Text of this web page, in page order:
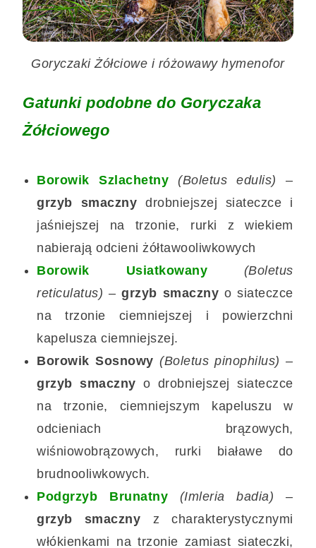
Goryczaki Żółciowe i różowawy hymenofor
Gatunki podobne do Goryczaka
Żółciowego
Borowik Szlachetny (Boletus edulis) –
grzyb smaczny drobniejszej siateczce i
jaśniejszej na trzonie, rurki z wiekiem
nabierają odcieni żółtawooliwkowych
Borowik Usiatkowany
(Boletus
reticulatus) –grzyb smaczny o siateczce
na trzonie ciemniejszej i powierzchni
kapelusza ciemniejszej.
Borowik Sosnowy (Boletus pinophilus) –
grzyb smaczny o drobniejszej siateczce
na trzonie, ciemniejszym kapeluszu w
odcieniach brązowych,
wiśniowobrązowych, rurki białawe do
brudnooliwkowych.
Podgrzyb Brunatny
(Imleria badia) –
grzyb smaczny z charakterystycznymi
włókienkami na trzonie zamiast siateczki,